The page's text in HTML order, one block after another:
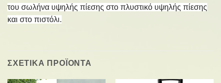
του σωλήνα υψηλής πίεσης στο πλυστικό υψηλής πίεσης
και στο πιστόλι.
ΣΧΕΤΙΚΑ ΠΡΟΪΟΝΤΑ